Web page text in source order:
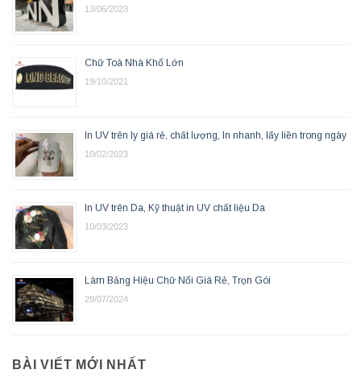
13/06/2023
Chữ Toà Nhà Khổ Lớn
19/10/2021
In UV trên ly giá rẻ, chất lượng, In nhanh, lấy liền trong ngày
10/02/2023
In UV trên Da, Kỹ thuật in UV chất liệu Da
10/03/2023
Làm Bảng Hiệu Chữ Nổi Giá Rẻ, Trọn Gói
29/07/2024
BÀI VIẾT MỚI NHẤT